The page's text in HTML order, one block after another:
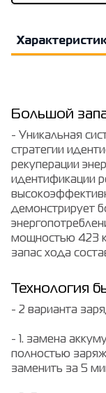
Большой
- Уникальная
стратегии
рекуперации
идентификации
демонстрирует
мощностью 423
запас хода
Технология
- 2 варианта
- 1. замена
полностью
заменить за 5